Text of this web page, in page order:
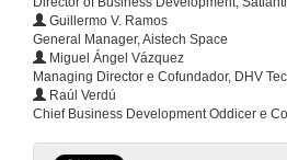
Guillermo V. Ramos
General Manager, Aistech Space
Miguel Ángel Vázquez
Managing Director e Cofundador, DHV
Raúl Verdú
Chief Business Development Oddicer e
29 de nov. de